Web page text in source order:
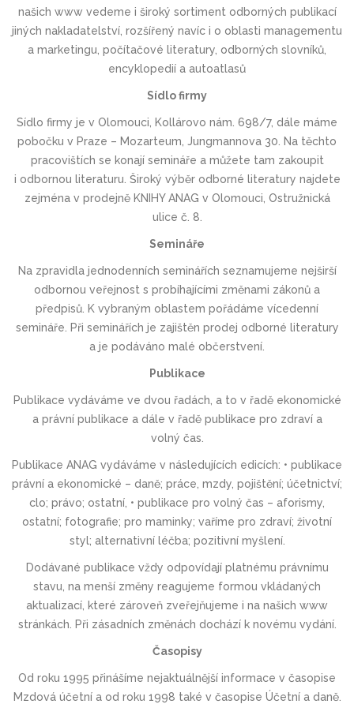
našich www vedeme i široký sortiment odborných publikací
jiných nakladatelství, rozšířený navíc i o oblasti managementu
a marketingu, počítačové literatury, odborných slovníků,
encyklopedií a autoatlasů
Sídlo firmy
Sídlo firmy je v Olomouci, Kollárovo nám. 698/7, dále máme
pobočku v Praze – Mozarteum, Jungmannova 30. Na těchto
pracovištích se konají semináře a můžete tam zakoupit
i odbornou literaturu. Široký výběr odborné literatury najdete
zejména v prodejně KNIHY ANAG v Olomouci, Ostružnická
ulice č. 8.
Semináře
Na zpravidla jednodenních seminářích seznamujeme nejširší
odbornou veřejnost s probíhajícími změnami zákonů a
předpisů. K vybraným oblastem pořádáme vícedenní
semináře. Při seminářích je zajištěn prodej odborné literatury
a je podáváno malé občerstvení.
Publikace
Publikace vydáváme ve dvou řadách, a to v řadě ekonomické
a právní publikace a dále v řadě publikace pro zdraví a
volný čas.
Publikace ANAG vydáváme v následujících edicích: • publikace
právní a ekonomické – daně; práce, mzdy, pojištění; účetnictví;
clo; právo; ostatní, • publikace pro volný čas – aforismy,
ostatní; fotografie; pro maminky; vaříme pro zdraví; životní
styl; alternativní léčba; pozitivní myšlení.
Dodávané publikace vždy odpovídají platnému právnímu
stavu, na menší změny reagujeme formou vkládaných
aktualizací, které zároveň zveřejňujeme i na našich www
stránkách. Při zásadních změnách dochází k novému vydání.
Časopisy
Od roku 1995 přinášíme nejaktuálnější informace v časopise
Mzdová účetní a od roku 1998 také v časopise Účetní a daně.